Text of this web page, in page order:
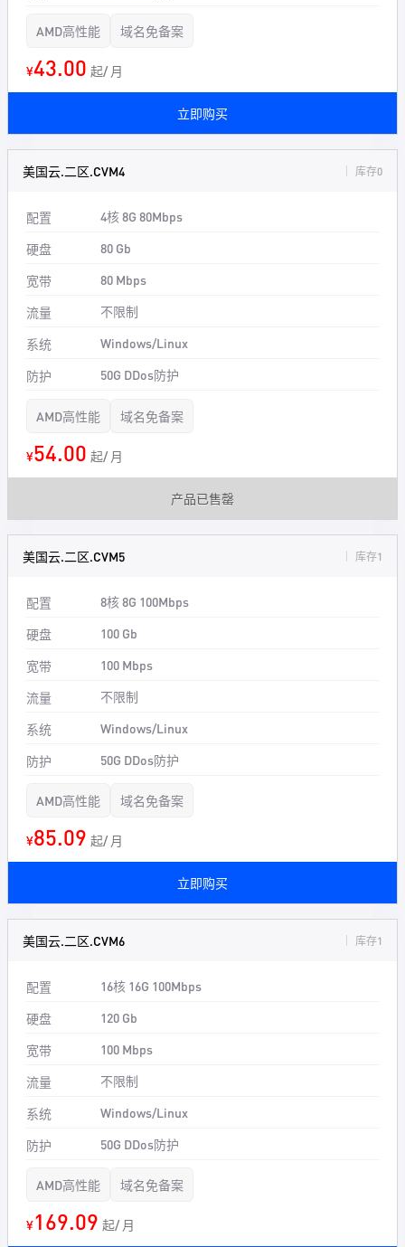
AMD高性能 域名免备案
¥43.00 起/ 月
立即购买
美国云.二区.CVM4 库存0
配置
4核 8G 80Mbps
硬盘
80 Gb
宽带
80 Mbps
流量
不限制
系统
Windows/Linux
防护
50G DDos防护
AMD高性能 域名免备案
¥54.00 起/ 月
产品已售罄
美国云.二区.CVM5 库存1
配置
8核 8G 100Mbps
硬盘
100 Gb
宽带
100 Mbps
流量
不限制
系统
Windows/Linux
防护
50G DDos防护
AMD高性能 域名免备案
¥85.09 起/ 月
立即购买
美国云.二区.CVM6 库存1
配置
16核 16G 100Mbps
硬盘
120 Gb
宽带
100 Mbps
流量
不限制
系统
Windows/Linux
防护
50G DDos防护
AMD高性能 域名免备案
¥169.09 起/ 月